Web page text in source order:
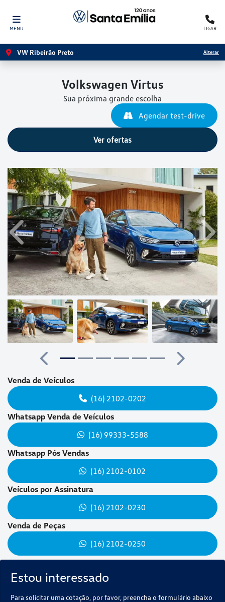
MENU LIGAR
VW Ribeirão Preto Alterar
Volkswagen Virtus
Sua próxima grande escolha
Agendar test-drive
Ver ofertas
Estou interessado
Para solicitar uma cotação, por favor, preencha o formulário abaixo
Anterior
Anterior
Próximo
Venda de Veículos
(16) 2102-0202
Whatsapp Venda de Veículos
(16) 99333-5588
Whatsapp Pós Vendas
(16) 2102-0102
Veículos por Assinatura
(16) 2102-0230
Venda de Peças
(16) 2102-0250